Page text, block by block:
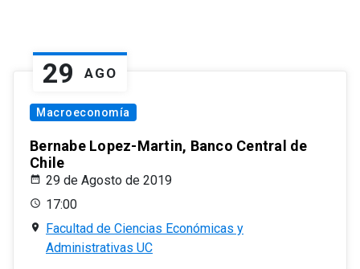
29 AGO
Macroeconomía
Bernabe Lopez-Martin, Banco Central de
Chile
29 de Agosto de 2019
17:00
Facultad de Ciencias Económicas y
Administrativas UC